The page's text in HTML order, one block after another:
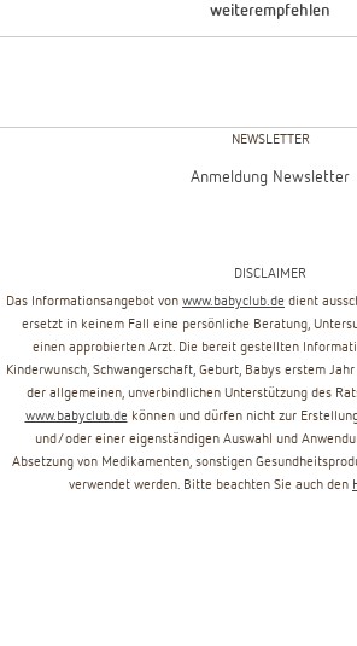
weiterempfehlen
NEWSLETTER
Anmeldung Newsletter
DISCLAIMER
Das Informationsangebot von www.babyclub.de dient
ersetzt in keinem Fall eine persönliche Beratung,
einen approbierten Arzt. Die bereit gestellten
Kinderwunsch, Schwangerschaft, Geburt, Babys erstem
der allgemeinen, unverbindlichen Unterstützung des
www.babyclub.de können und dürfen nicht zur
und/oder einer eigenständigen Auswahl und
Absetzung von Medikamenten, sonstigen
verwendet werden. Bitte beachten Sie auch den